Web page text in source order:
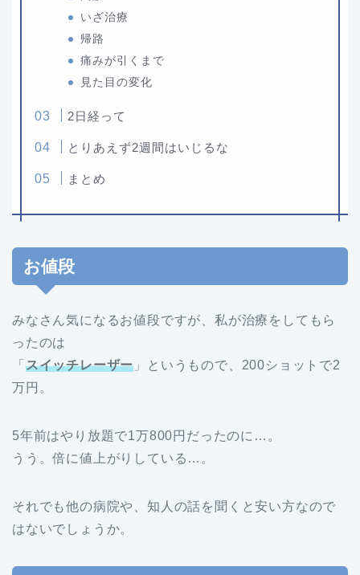
いざ治療
帰路
痛みが引くまで
見た目の変化
2日経って
とりあえず2週間はいじるな
まとめ
お値段
みなさん気になるお値段ですが、私が治療をしてもら
ったのは
「 スイッチレーザー 」というもので、200ショットで2
万円。
5年前はやり放題で1万800円だったのに…。
うう。倍に値上がりしている…。
それでも他の病院や、知人の話を聞くと安い方なので
はないでしょうか。